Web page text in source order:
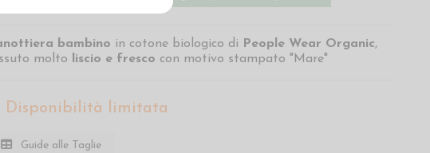
bambino in cotone biologico di People Wear Organic,
molto
liscio e fresco con motivo stampato "Mare"
Disponibilità limitata
Guide alle Taglie